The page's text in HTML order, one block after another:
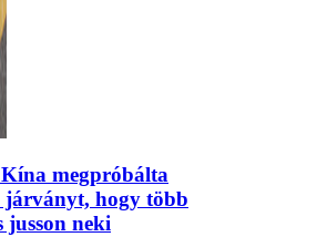
megpróbálta
járványt, hogy több
jusson neki